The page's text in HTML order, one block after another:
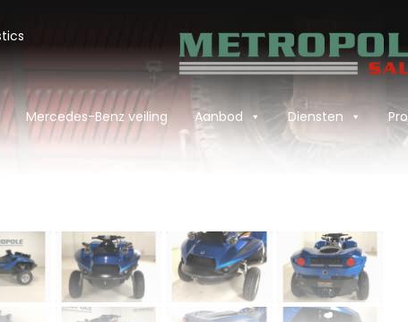
Mercedes-Benz veiling Aanbod Diensten
›